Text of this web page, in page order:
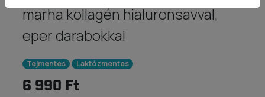
marha kollagén hialuronsavval,
eper darabokkal
Tejmentes Laktózmentes
6 990 Ft